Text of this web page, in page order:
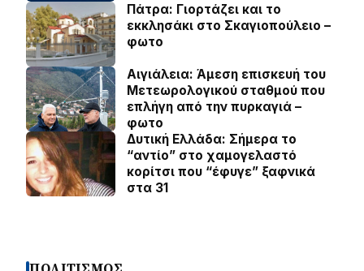
Πάτρα: Γιορτάζει και το
εκκλησάκι στο Σκαγιοπούλειο –
φωτο
Αιγιάλεια: Άμεση επισκευή του
Μετεωρολογικού σταθμού που
επλήγη από την πυρκαγιά –
φωτο
Δυτική Ελλάδα: Σήμερα το
“αντίο” στο χαμογελαστό
κορίτσι που “έφυγε” ξαφνικά
στα 31